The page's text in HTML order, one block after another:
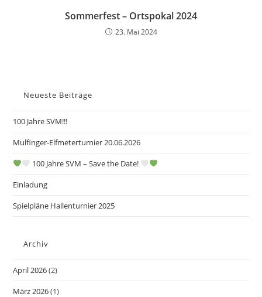
Sommerfest – Ortspokal 2024
23. Mai 2024
Neueste Beiträge
100 Jahre SVM!!!
Mulfinger-Elfmeterturnier 20.06.2026
100 Jahre SVM – Save the Date!
Einladung
Spielpläne Hallenturnier 2025
Archiv
April 2026(2)
März 2026(1)